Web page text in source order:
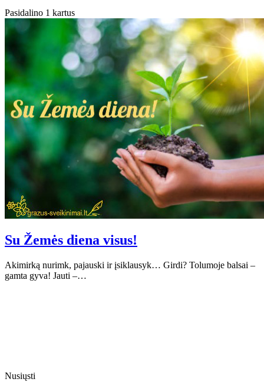
Pasidalino 1 kartus
Su Žemės diena visus!
Akimirką nurimk, pajauski ir įsiklausyk… Girdi? Tolumoje balsai –
gamta gyva! Jauti –…
Nusiųsti